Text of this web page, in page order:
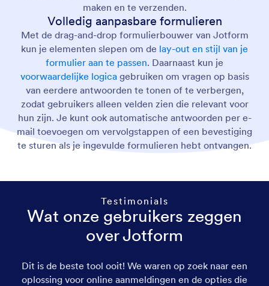
maken en te verzenden.
Volledig aanpasbare formulieren
Met de drag-and-drop formulierbouwer van Jotform
kun je elementen slepen om de lay-out en stijl van je
formulier aan te passen. Daarnaast kun je
voorwaardelijke logicagebruiken om vragen op basis
van eerdere antwoorden te tonen of te verbergen,
zodat gebruikers alleen velden zien die relevant voor
hun zijn. Je kunt ook automatische antwoorden per e-
mail toevoegen om vervolgstappen of een bevestiging
te sturen als je ingevulde formulieren hebt ontvangen.
Testimonials
Wat onze gebruikers zeggen
over Jotform
Dit is de beste tool ooit! We waren op zoek naar een
oplossing voor online aanmeldingen en de opties die